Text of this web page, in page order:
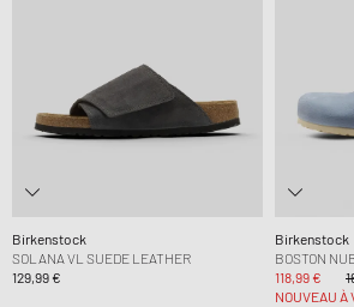
Birkenstock
SOLANA VL SUEDE LEATHER
129,99 €
Birkenstock
BOSTON
118,99 €
NOUVEAU À